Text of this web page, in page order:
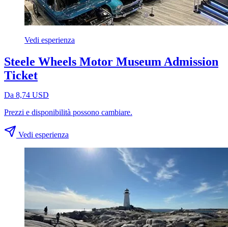
Vedi esperienza
Steele Wheels Motor Museum Admission
Ticket
Da 8,74 USD
Prezzi e disponibilità possono cambiare.
Vedi esperienza